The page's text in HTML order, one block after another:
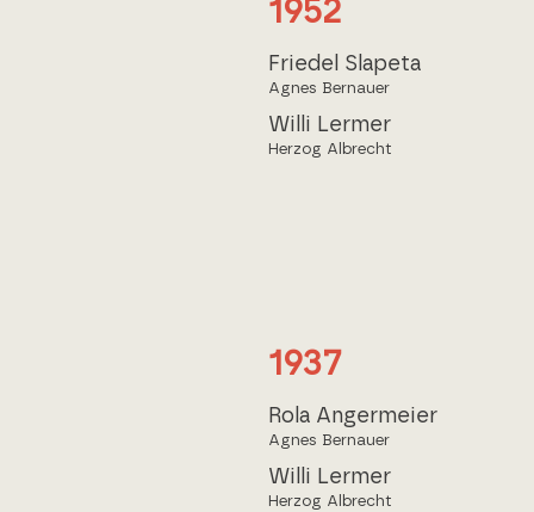
1952
Friedel Slapeta
Agnes Bernauer
Willi Lermer
Herzog Albrecht
1937
Rola Angermeier
Agnes Bernauer
Willi Lermer
Herzog Albrecht